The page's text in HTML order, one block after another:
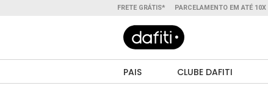
FRETE GRÁTIS* PARCELAMENTO EM ATÉ 10X
PAIS CLUBE DAFITI